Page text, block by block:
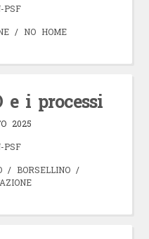
PSF
/ NO HOME
e i processi
2025
PSF
/ BORSELLINO/